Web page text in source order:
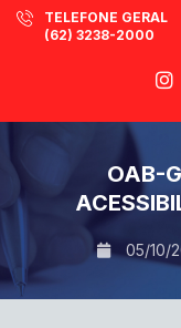
TELEFONE GERAL
(62) 3238-2000
OAB-
05/10/